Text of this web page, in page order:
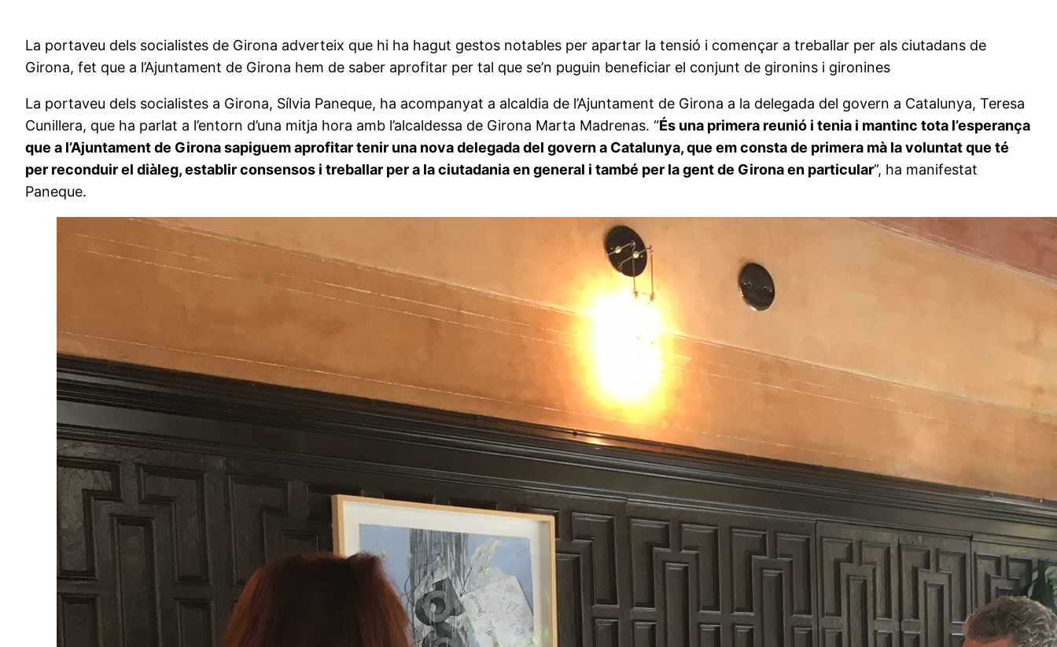
La portaveu dels socialistes de Girona adverteix que hi ha hagut gestos notables per apartar la tensió i començar a treballar per als ciutadans de
Girona, fet que a l’Ajuntament de Girona hem de saber aprofitar per tal que se’n puguin beneficiar el conjunt de gironins i gironines
La portaveu dels socialistes a Girona, Sílvia Paneque, ha acompanyat a alcaldia de l’Ajuntament de Girona a la delegada del govern a Catalunya, Teresa
Cunillera, que ha parlat a l’entorn d’una mitja hora amb l’alcaldessa de Girona Marta Madrenas. “És una primera reunió i tenia i mantinc tota l’esperança
que a l’Ajuntament de Girona sapiguem aprofitar tenir una nova delegada del govern a Catalunya, que em consta de primera mà la voluntat que té
per reconduir el diàleg, establir consensos i treballar per a la ciutadania en general i també per la gent de Girona en particular”, ha manifestat
Paneque.